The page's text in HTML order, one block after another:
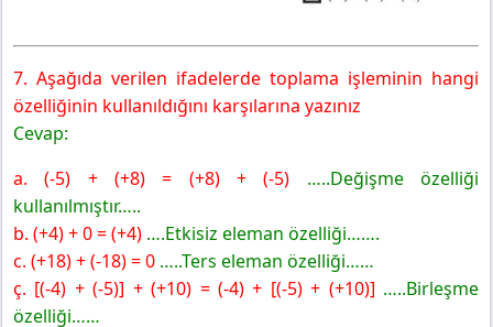
7. Aşağıda verilen ifadelerde toplama işleminin hangi
özelliğinin kullanıldığını karşılarına yazınız
Cevap:
a. (-5) + (+8) = (+8) + (-5) …..Değişme özelliği
kullanılmıştır…..
b. (+4) + 0 = (+4) ….Etkisiz eleman özelliği…….
c. (+18) + (-18) = 0 …..Ters eleman özelliği……
ç. [(-4) + (-5)] + (+10) = (-4) + [(-5) + (+10)] …..Birleşme
özelliği……